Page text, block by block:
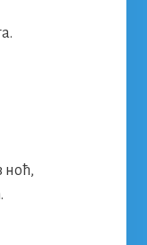
ноћ,